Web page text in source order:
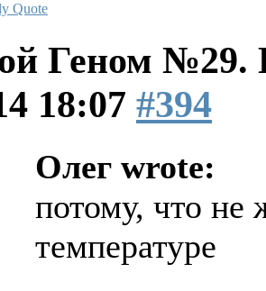
Quote
Геном №29.
18:07 #394
Олег wrote:
потому, что не
температуре